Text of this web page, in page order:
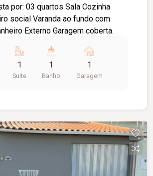
por: 03 quartos Sala Cozinha
Externo Garagem coberta.
1
Suite
1
Banho
1
Garagem